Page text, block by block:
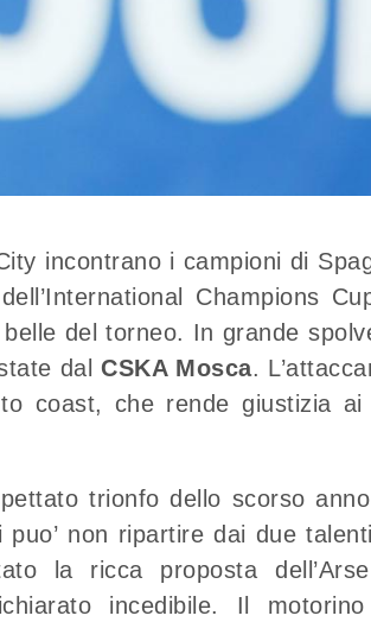
incontrano i campioni di
Champions
del torneo. In grande
dal CSKA Mosca.
coast, che rende giustizia ai
trionfo dello scorso
non ripartire dai due
la ricca proposta
incedibile. Il